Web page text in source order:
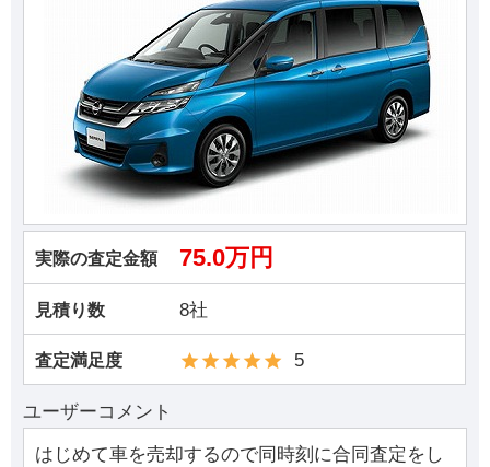
実際の査定金額 75.0万円
見積り数 8社
査定満足度 5
ユーザーコメント
はじめて車を売却するので同時刻に合同査定をし